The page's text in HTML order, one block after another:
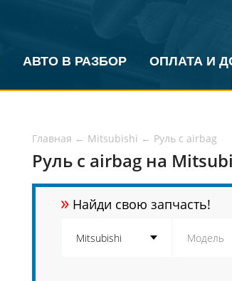
АВТО В РАЗБОР
ОПЛАТА И
Главная ← Mitsubishi ← Руль с airbag
Руль с airbag на
» Найди свою запчасть!